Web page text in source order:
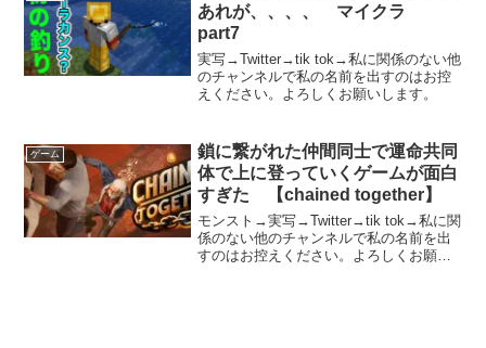
あれが、、、、 マイクラ
part7
実写→Twitter→tik tok→私に関係のない他
のチャンネルで私の名前を出すのはお控
えください。よろしくお願いします。
ゲーム
鎖に繋がれた仲間同士で運命共同
体で上に登っていくゲームが面白
すぎた 【chained together】
モンスト→実写→Twitter→tik tok→私に関
係のない他のチャンネルで私の名前を出
すのはお控えください。よろしくお願い